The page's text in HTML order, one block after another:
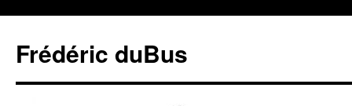
Frédéric duBus